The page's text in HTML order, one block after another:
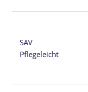
SAV
Pflegeleicht